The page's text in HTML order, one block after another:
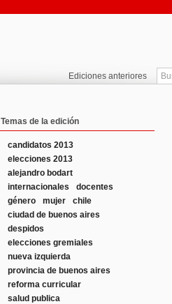
Ediciones anteriores
Temas de la edición
candidatos 2013
elecciones 2013
alejandro bodart
internacionales
docentes
género
mujer
chile
ciudad de buenos aires
despidos
elecciones gremiales
nueva izquierda
provincia de buenos aires
reforma curricular
salud publica